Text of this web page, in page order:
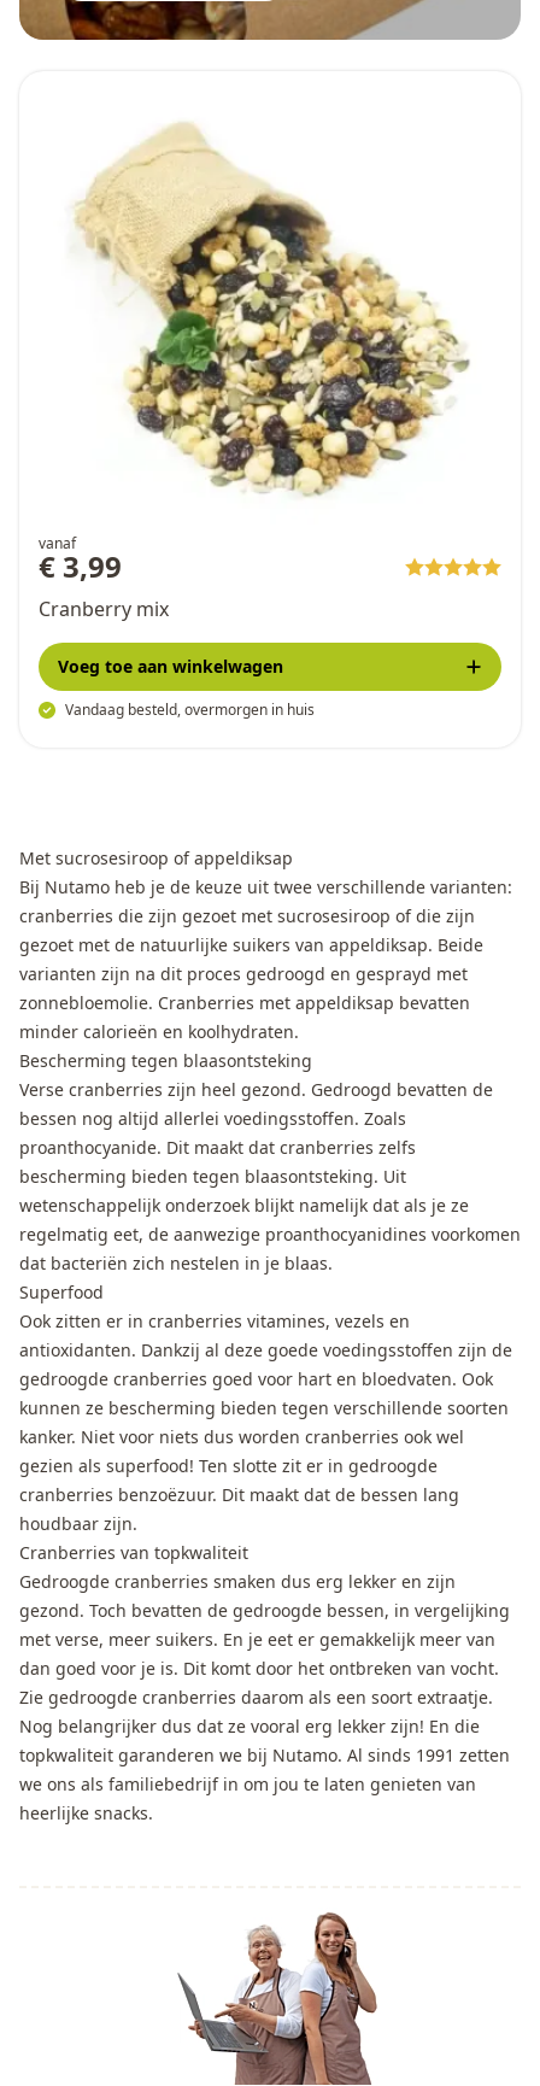
vanaf
€ 3,99
Cranberry mix
Vandaag besteld, overmorgen in huis
Voeg toe aan winkelwagen
Met sucrosesiroop of appeldiksap
Bij Nutamo heb je de keuze uit twee verschillende varianten:
cranberries die zijn gezoet met sucrosesiroop of die zijn
gezoet met de natuurlijke suikers van appeldiksap. Beide
varianten zijn na dit proces gedroogd en gesprayd met
zonnebloemolie. Cranberries met appeldiksap bevatten
minder calorieën en koolhydraten.
Bescherming tegen blaasontsteking
Verse cranberries zijn heel gezond. Gedroogd bevatten de
bessen nog altijd allerlei voedingsstoffen. Zoals
proanthocyanide. Dit maakt dat cranberries zelfs
bescherming bieden tegen blaasontsteking. Uit
wetenschappelijk onderzoek blijkt namelijk dat als je ze
regelmatig eet, de aanwezige proanthocyanidines voorkomen
dat bacteriën zich nestelen in je blaas.
Superfood
Ook zitten er in cranberries vitamines, vezels en
antioxidanten. Dankzij al deze goede voedingsstoffen zijn de
gedroogde cranberries goed voor hart en bloedvaten. Ook
kunnen ze bescherming bieden tegen verschillende soorten
kanker. Niet voor niets dus worden cranberries ook wel
gezien als superfood! Ten slotte zit er in gedroogde
cranberries benzoëzuur. Dit maakt dat de bessen lang
houdbaar zijn.
Cranberries van topkwaliteit
Gedroogde cranberries smaken dus erg lekker en zijn
gezond. Toch bevatten de gedroogde bessen, in vergelijking
met verse, meer suikers. En je eet er gemakkelijk meer van
dan goed voor je is. Dit komt door het ontbreken van vocht.
Zie gedroogde cranberries daarom als een soort extraatje.
Nog belangrijker dus dat ze vooral erg lekker zijn! En die
topkwaliteit garanderen we bij Nutamo. Al sinds 1991 zetten
we ons als familiebedrijf in om jou te laten genieten van
heerlijke snacks.